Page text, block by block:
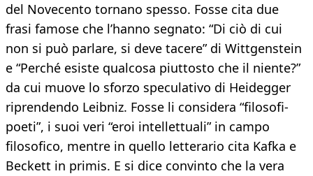
del Novecento tornano spesso. Fosse cita due
frasi famose che l’hanno segnato: “Di ciò di cui
non si può parlare, si deve tacere” di Wittgenstein
e “Perché esiste qualcosa piuttosto che il niente?”
da cui muove lo sforzo speculativo di Heidegger
riprendendo Leibniz. Fosse li considera “filosofi-
poeti”, i suoi veri “eroi intellettuali” in campo
filosofico, mentre in quello letterario cita Kafka e
Beckett in primis. E si dice convinto che la vera